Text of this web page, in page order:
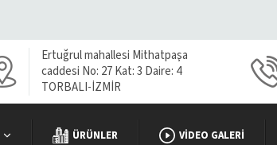
Ertuğrul mahallesi Mithatpaşa
caddesi No: 27 Kat: 3 Daire: 4
TORBALI-İZMİR
ÜRÜNLER VIDEO GALERI